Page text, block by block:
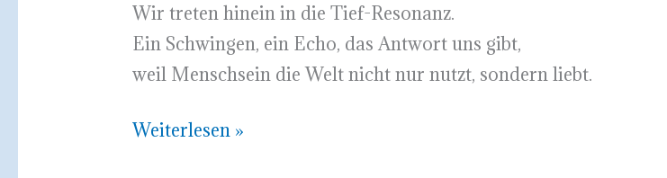
Wir treten hinein in die Tief-Resonanz.
Ein Schwingen, ein Echo, das Antwort uns gibt,
weil Menschsein die Welt nicht nur nutzt, sondern liebt.
Resonanz
Weiterlesen »